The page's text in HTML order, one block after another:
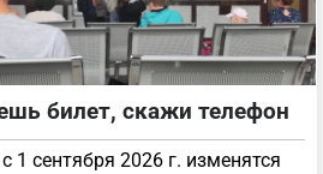
билет, скажи телефон
1 сентября 2026 г. изменятся